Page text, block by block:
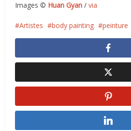
Images © Huan Gyan /via
Artistes body painting peinture